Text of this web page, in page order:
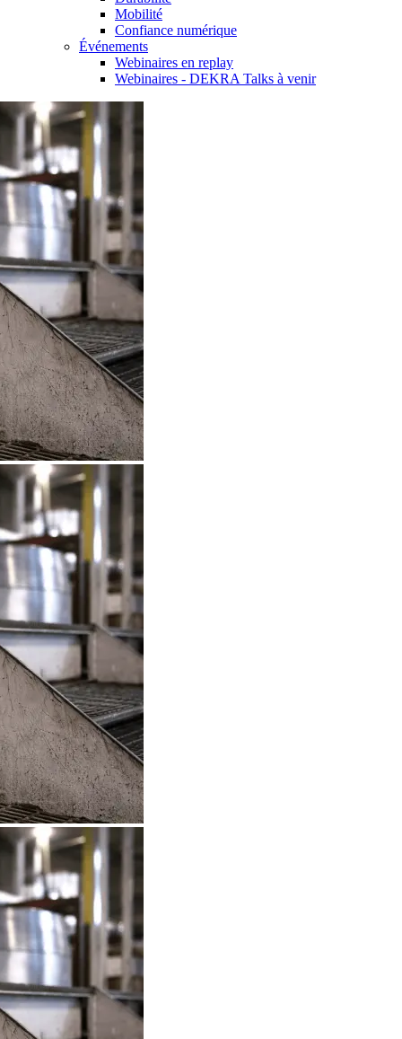
Mobilité
Confiance numérique
Événements
Webinaires en replay
Webinaires - DEKRA Talks à venir